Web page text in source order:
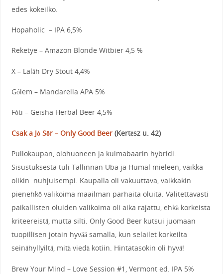
edes kokeilko.
Hopaholic – IPA 6,5%
Reketye – Amazon Blonde Witbier 4,5 %
X – Laláh Dry Stout 4,4%
Gólem – Mandarella APA 5%
Fóti – Geisha Herbal Beer 4,5%
Csak a Jó Sör – Only Good Beer(Kertész u. 42)
Pullokaupan, olohuoneen ja kulmabaarin hybridi.
Sisustuksesta tuli Tallinnan Uba ja Humal mieleen, vaikka
olikin nuhjuisempi. Kaupalla oli vakuuttava, vaikkakin
pienehkö valikoima maailman parhaita oluita. Valitettavasti
paikallisten oluiden valikoima oli aika rajattu, ehkä korkeista
kriteereistä, mutta silti. Only Good Beer kutsui juomaan
tuopillisen jotain hyvää samalla, kun selailet korkeilta
seinähyllyiltä, mitä viedä kotiin. Hintatasokin oli hyvä!
Brew Your Mind – Love Session #1, Vermont ed. IPA 5%